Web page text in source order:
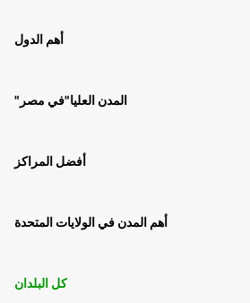
أهم الدول
"المدن العليا"في مصر
أفضل المراكز
أهم المدن في الولايات المتحدة
كل البلدان